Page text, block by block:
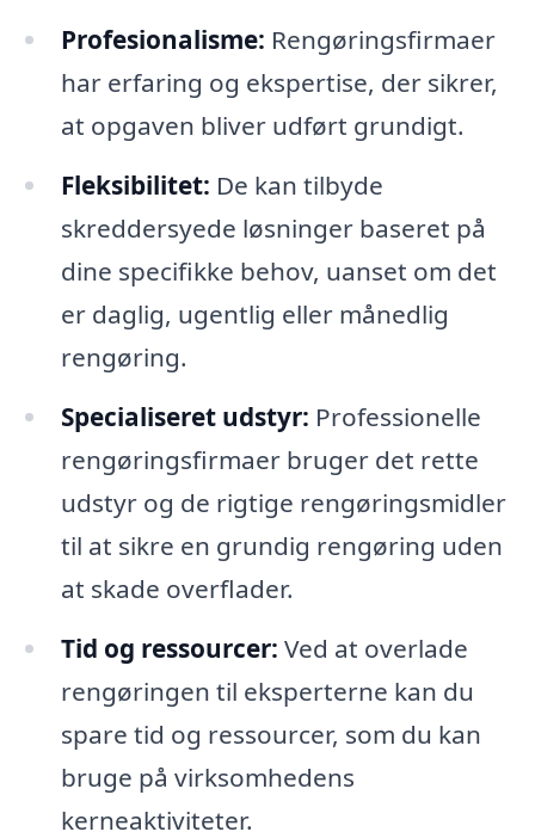
Profesionalisme: Rengøringsfirmaer
har erfaring og ekspertise, der sikrer,
at opgaven bliver udført grundigt.
Fleksibilitet: De kan tilbyde
skreddersyede løsninger baseret på
dine specifikke behov, uanset om det
er daglig, ugentlig eller månedlig
rengøring.
Specialiseret udstyr: Professionelle
rengøringsfirmaer bruger det rette
udstyr og de rigtige rengøringsmidler
til at sikre en grundig rengøring uden
at skade overflader.
Tid og ressourcer: Ved at overlade
rengøringen til eksperterne kan du
spare tid og ressourcer, som du kan
bruge på virksomhedens
kerneaktiviteter.